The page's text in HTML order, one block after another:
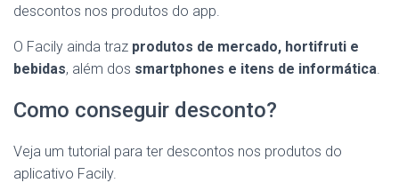
descontos nos produtos do app.
O Facily ainda traz produtos de mercado, hortifruti e
bebidas, além dos smartphones e itens de informática.
Como conseguir desconto?
Veja um tutorial para ter descontos nos produtos do
aplicativo Facily.